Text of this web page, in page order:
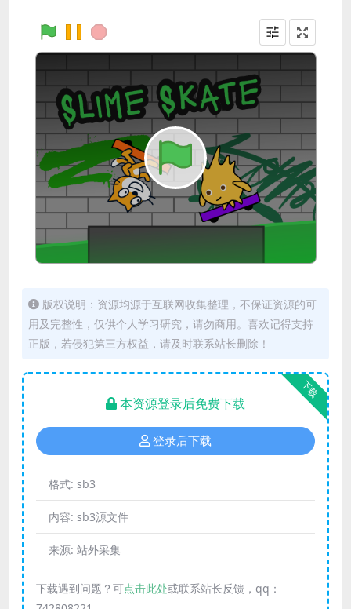
版权说明：资源均源于互联网收集整理，不保证资源的可
用及完整性，仅供个人学习研究，请勿商用。喜欢记得支持
正版，若侵犯第三方权益，请及时联系站长删除！
下载
本资源登录后免费下载
登录后下载
格式: sb3
内容: sb3源文件
来源: 站外采集
下载遇到问题？可点击此处或联系站长反馈，qq：